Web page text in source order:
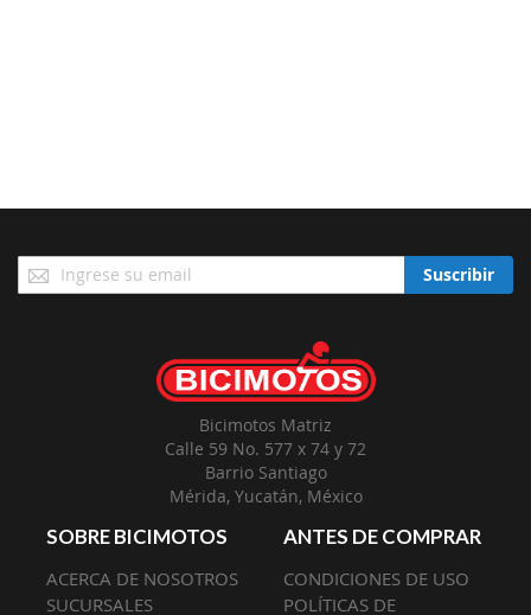
Suscríbase
a
Suscribir
Bicimotos Matriz
Calle 59 No. 577 x 74 y 72
Barrio Santiago
Mérida, Yucatán, México
SOBRE BICIMOTOS
ACERCA DE NOSOTROS
SUCURSALES
ANTES DE COMPRAR
CONDICIONES DE USO
POLÍTICAS DE